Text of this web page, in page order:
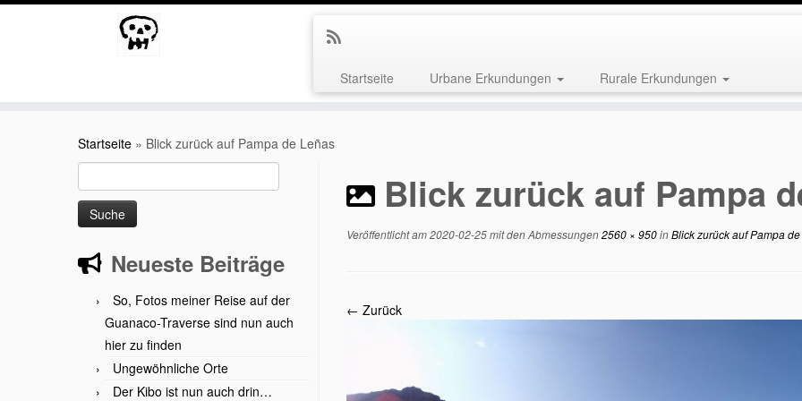
Startseite Urbane Erkundungen Rurale Erkundungen
Startseite » Blick zurück auf Pampa de Leñas
nach:
Neueste Beiträge
So, Fotos meiner Reise auf der
Guanaco-Traverse sind nun auch
hier zu finden
Ungewöhnliche Orte
Der Kibo ist nun auch drin…
Blick zurück auf Pampa
Veröffentlicht am2020-02-25mit den Abmessungen2560 × 950inBlick zurück auf Pampa
← Zurück